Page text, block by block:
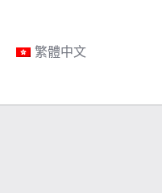
繁體中文